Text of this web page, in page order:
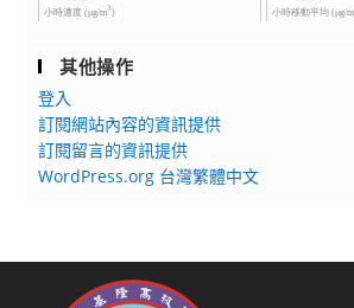
其他操作
登入
訂閱網站內容的資訊提供
訂閱留言的資訊提供
WordPress.org 台灣繁體中文